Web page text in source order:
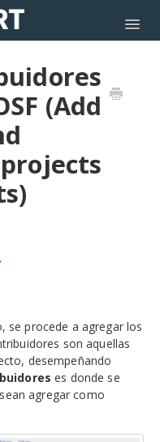
(Add
se procede a agregar los
son aquellas
desempeñando
es donde se
agregar como